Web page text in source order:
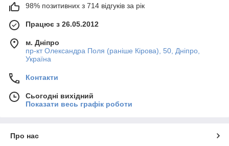
98% позитивних з 714 відгуків за рік
Працює з 26.05.2012
м. Дніпро
пр-кт Олександра Поля (раніше Кірова), 50, Дніпро,
Україна
Контакти
Сьогодні вихідний
Показати весь графік роботи
Про нас